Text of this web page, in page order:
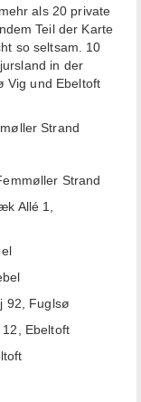
als 20 private
Teil der Karte
so seltsam. 10
in der
Vig und Ebeltoft
Strand
Strand
Allé 1,
92, Fuglsø
Ebeltoft